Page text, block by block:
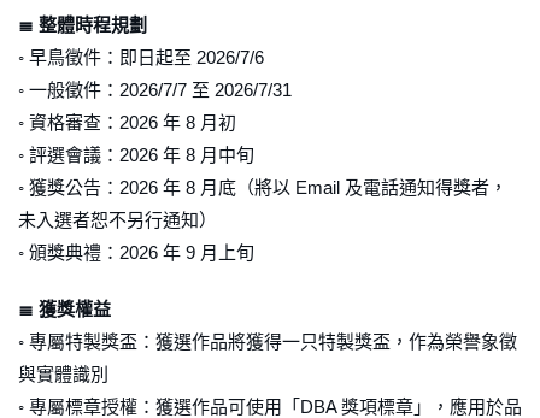
≣ 整體時程規劃
◦ 早鳥徵件：即日起至 2026/7/6
◦ 一般徵件：2026/7/7 至 2026/7/31
◦ 資格審查：2026 年 8 月初
◦ 評選會議：2026 年 8 月中旬
◦ 獲獎公告：2026 年 8 月底（將以 Email 及電話通知得獎者，
未入選者恕不另行通知）
◦ 頒獎典禮：2026 年 9 月上旬
≣ 獲獎權益
◦ 專屬特製獎盃：獲選作品將獲得一只特製獎盃，作為榮譽象徵
與實體識別
◦ 專屬標章授權：獲選作品可使用「DBA 獎項標章」，應用於品